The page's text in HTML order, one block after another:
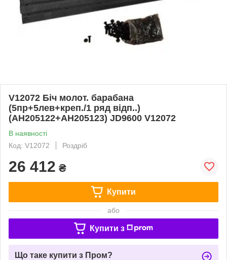
V12072 Біч молот. барабана
(5пр+5лев+креп./1 ряд відп..)
(AH205122+AH205123) JD9600 V12072
В наявності
Код: V12072
Роздріб
26 412 ₴
Купити
або
Купити з
Що таке купити з Пром?